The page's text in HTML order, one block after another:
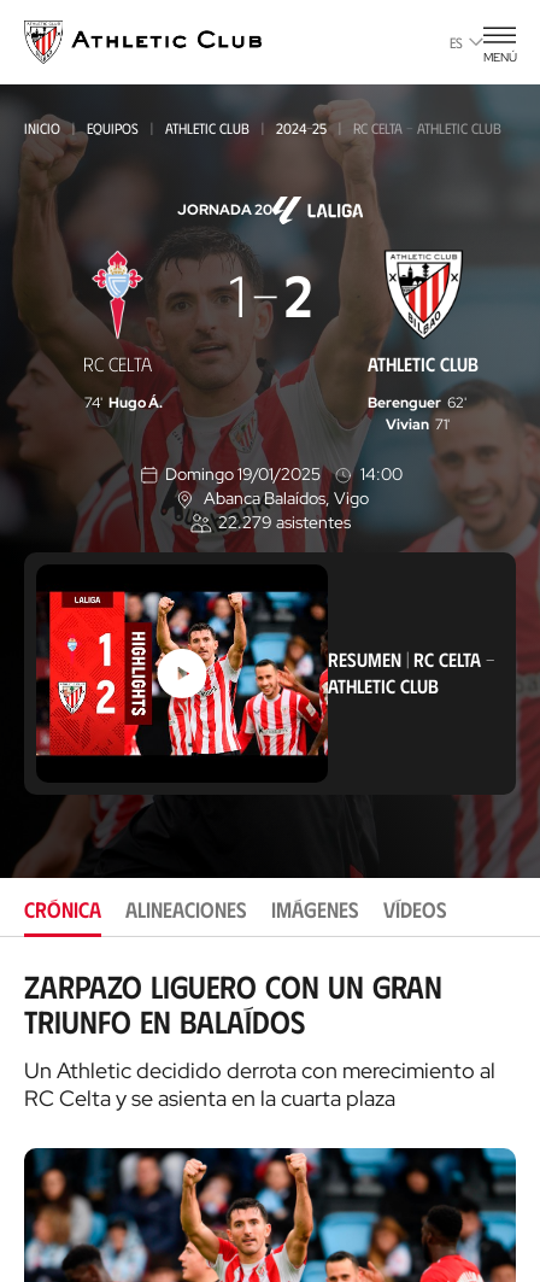
contenido
principal
ES
MENÚ
INICIO EQUIPOS ATHLETIC CLUB 2024-25 RC CELTA - ATHLETIC CLUB
JORNADA 20
Celta
-
Athletic
Club
RC CELTA
1 2
ATHLETIC CLUB
74' Hugo Á. Berenguer 62'
Vivian 71'
Domingo 19/01/2025
14:00
U
b
i
c
a
c
i
ó
n
Abanca Balaídos, Vigo
22.279 asistentes
RESUMEN |RC CELTA -
ATHLETIC CLUB
CRÓNICA ALINEACIONES IMÁGENES VÍDEOS
Zarpazo liguero con un gran
triunfo en Balaídos
Un Athletic decidido derrota con merecimiento al
RC Celta y se asienta en la cuarta plaza